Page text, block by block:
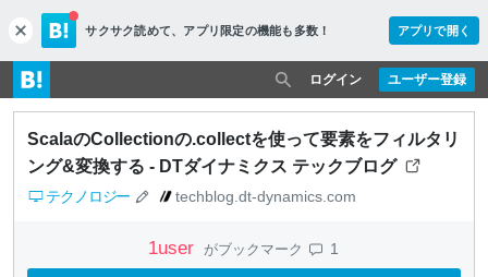
c
l
o
s
e
サクサク読めて、 アプリ限定の機能も多数！ アプリで開く
ユーザー登録
ログイン
ScalaのCollectionの.collectを使って要素をフィルタリ
ング&変換する - DTダイナミクス テックブログ
テクノロジー techblog.dt-dynamics.com
1user がブックマーク 1